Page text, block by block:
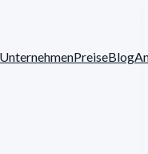
UnternehmenPreiseBlog